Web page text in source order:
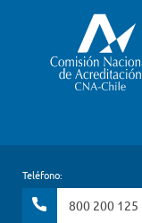
Teléfono:
800 200 125